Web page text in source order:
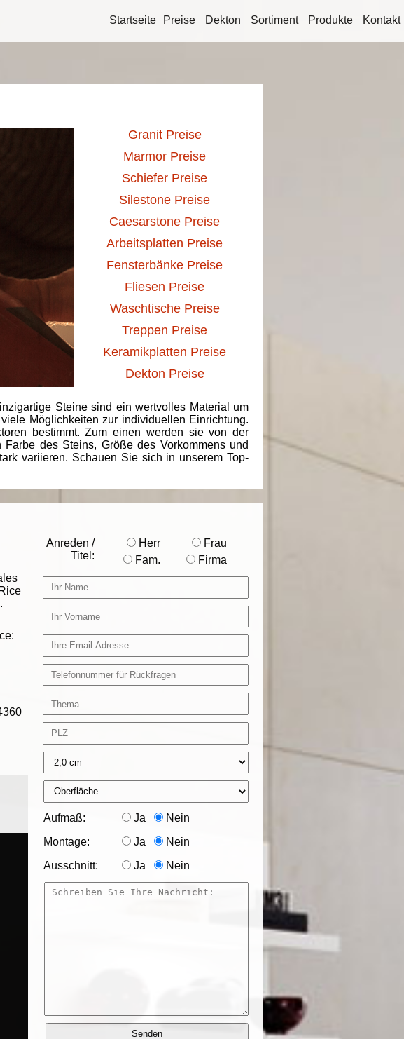
Startseite Preise Dekton Sortiment Produkte Kontakt
Granit Preise
Marmor Preise
Schiefer Preise
Silestone Preise
Caesarstone Preise
Arbeitsplatten Preise
Fensterbänke Preise
Fliesen Preise
Waschtische Preise
Treppen Preise
Keramikplatten Preise
Dekton Preise
Steine sind ein wertvolles Material um
Möglichkeiten zur individuellen Einrichtung.
bestimmt. Zum einen werden sie von der
des Steins, Größe des Vorkommens und
variieren. Schauen Sie sich in unserem Top-
:
Anreden /
Titel:
Herr
Frau
Fam.
Firma
Aufmaß: Ja Nein
Montage: Ja Nein
Ausschnitt: Ja Nein